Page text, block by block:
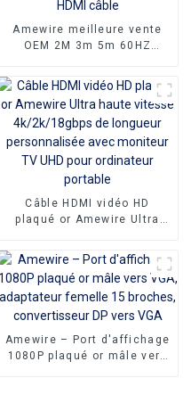
Amewire meilleure vente
OEM 2M 3m 5m 60HZ
mâle adaptateur pour
Macbook Pro 4k type-c USB
type c vers HDMI câble
Câble HDMI vidéo HD
plaqué or Amewire Ultra
4k/2k/18gbps de longueur
personnalisée avec
moniteur TV UHD pour
ordinateur portable
Amewire – Port d'affichage
1080P plaqué or mâle vers